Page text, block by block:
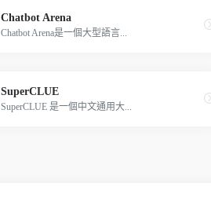
Chatbot Arena
Chatbot Arena是一個大型語言...
SuperCLUE
SuperCLUE 是一個中文通用大...